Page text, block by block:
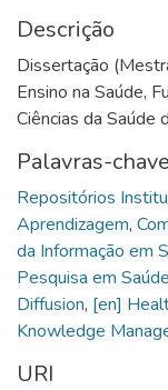
Descrição
Dissertação
Ensino na Saúde,
Ciências da Saúde
Palavras-chave
Repositórios
Aprendizagem,
da Informação em
Pesquisa em Saúde
Diffusion, [en]
Knowledge
URI